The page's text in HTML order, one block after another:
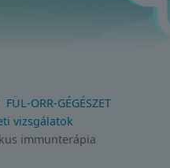
FÜL-ORR-GÉGÉSZET
vizsgálatok
immunterápia